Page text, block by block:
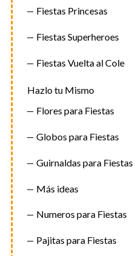
Fiestas Princesas
Fiestas Superheroes
Fiestas Vuelta al Cole
Hazlo tu Mismo
Flores para Fiestas
Globos para Fiestas
Guirnaldas para Fiestas
Más ideas
Numeros para Fiestas
Pajitas para Fiestas